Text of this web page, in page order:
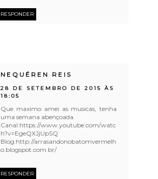
RESPONDER
NEQUÉREN REIS
28 DE SETEMBRO DE 2015 ÀS
18:05
Que maximo amei as musicas, tenha
uma semana abençoada.
Canal:https://www.youtube.com/watc
h?v=EgeQXJjUpSQ
Blog:http://arrasandonobatomvermelh
o.blogspot.com.br/
RESPONDER